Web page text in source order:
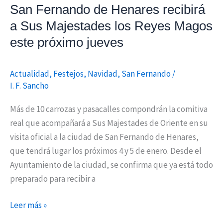
San Fernando de Henares recibirá
a Sus Majestades los Reyes Magos
este próximo jueves
Actualidad, Festejos, Navidad, San Fernando/
I. F. Sancho
Más de 10 carrozas y pasacalles compondrán la comitiva
real que acompañará a Sus Majestades de Oriente en su
visita oficial a la ciudad de San Fernando de Henares,
que tendrá lugar los próximos 4 y 5 de enero. Desde el
Ayuntamiento de la ciudad, se confirma que ya está todo
preparado para recibir a
Reyes
Magos
este
próximo
Leer más »